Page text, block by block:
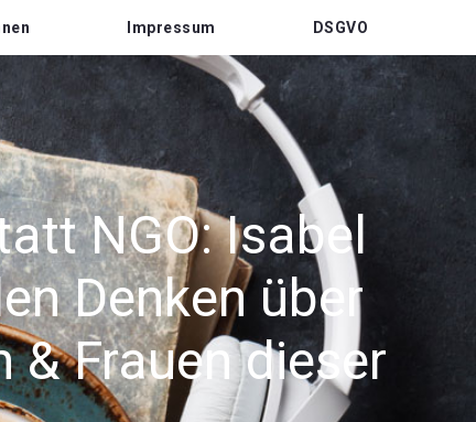
Impressum DSGVO
NGO: Isabel
Denken über
Frauen dieser